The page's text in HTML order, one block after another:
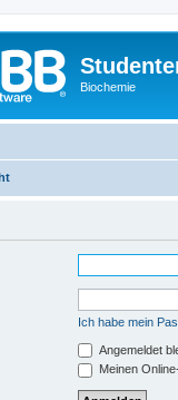
Biochemie
Ich habe mein
Angemeldet
Meinen